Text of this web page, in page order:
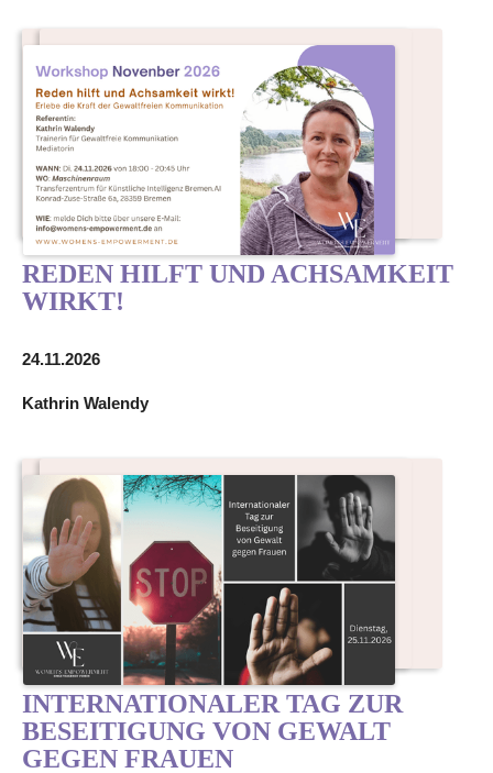
REDEN HILFT UND ACHSAMKEIT
WIRKT!
24.11.2026
Kathrin Walendy
INTERNATIONALER TAG ZUR
BESEITIGUNG VON GEWALT
GEGEN FRAUEN